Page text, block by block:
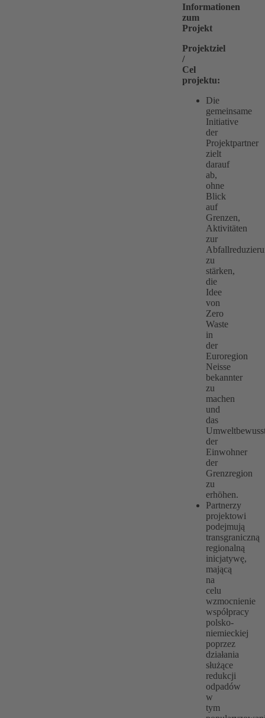
Informationen
zum
Projekt
Projektziel
/
Cel
projektu:
Die
gemeinsame
Initiative
der
Projektpartner
zielt
darauf
ab,
ohne
Blick
auf
Grenzen,
Aktivitäten
zur
zu
stärken,
die
Idee
von
Zero
Waste
in
der
Euroregion
Neisse
bekannter
zu
machen
und
das
der
Einwohner
der
Grenzregion
zu
erhöhen.
Partnerzy
projektowi
podejmują
transgraniczną
regionalną
inicjatywę,
mającą
na
celu
wzmocnienie
współpracy
polsko-
niemieckiej
poprzez
działania
służące
redukcji
odpadów
w
tym